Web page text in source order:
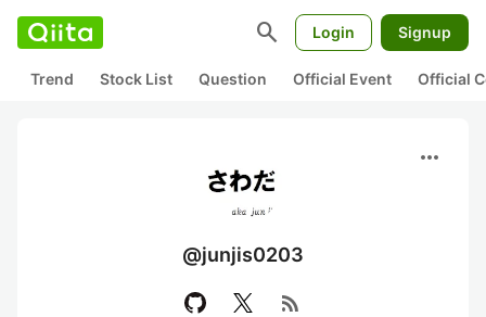
search Login Signup
Trend Stock List Question Official Event Official
more_horiz
@junjis0203
rss_feed